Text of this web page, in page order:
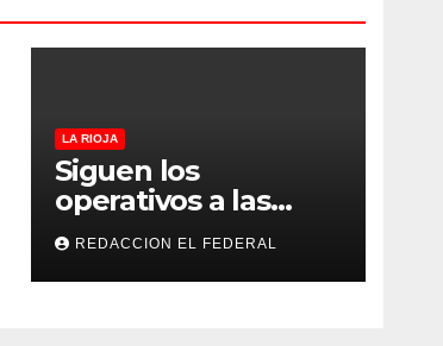
LA RIOJA
Siguen los
operativos a las
“rodadas” y
retienen a varias
motocicletas
REDACCION EL FEDERAL